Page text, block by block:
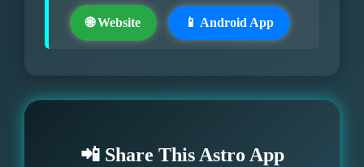
🌐 Website 📱 Android App
📲 Share This Astro App